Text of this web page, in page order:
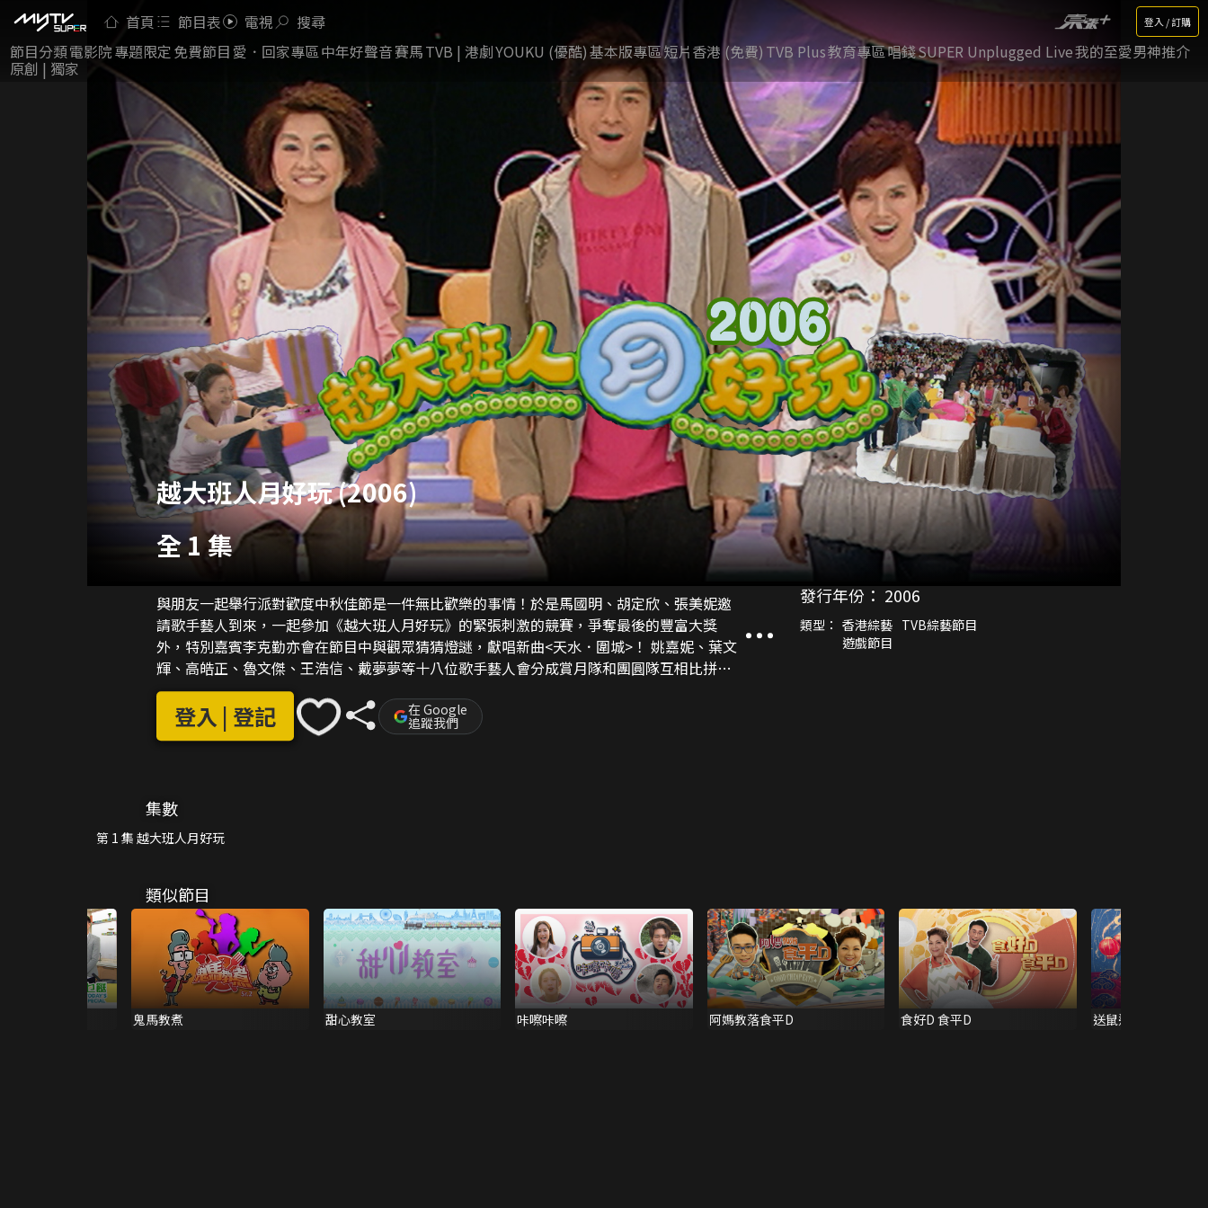
首頁 節目表 電視 搜尋 登入 / 訂購
節目分類電影院專題限定 免費節目 愛．回家專區中年好聲音賽馬TVB | 港劇YOUKU (優酷)基本版專區短片香港 (免費) TVB Plus教育專區唱錢SUPER Unplugged Live我的至愛男神推介
原創 | 獨家
越大班人月好玩 (2006)
全 1 集
與朋友一起舉行派對歡度中秋佳節是一件無比歡樂的事情！於是馬國明、胡定欣、張美妮邀
請歌手藝人到來，一起參加《越大班人月好玩》的緊張刺激的競賽，爭奪最後的豐富大獎
外，特別嘉賓李克勤亦會在節目中與觀眾猜猜燈謎，獻唱新曲<天水．圍城>！ 姚嘉妮、葉文
輝、高皓正、魯文傑、王浩信、戴夢夢等十八位歌手藝人會分成賞月隊和團圓隊互相比拼。
各隊員為求勝出比賽，各出奇招，不惜犯規，場面異常爆笑，到底最後誰可成為大贏家，獲
得豐富的獎品呢？
登入 | 登記 在 Google
追蹤我們
發行年份： 2006
類型： 香港綜藝 TVB綜藝節目
遊戲節目
集數
第 1 集 越大班人月好玩
類似節目
鬼馬教煮 甜心教室 咔嚓咔嚓 阿媽教落食平D 食好D 食平D 送鼠迎牛開運王